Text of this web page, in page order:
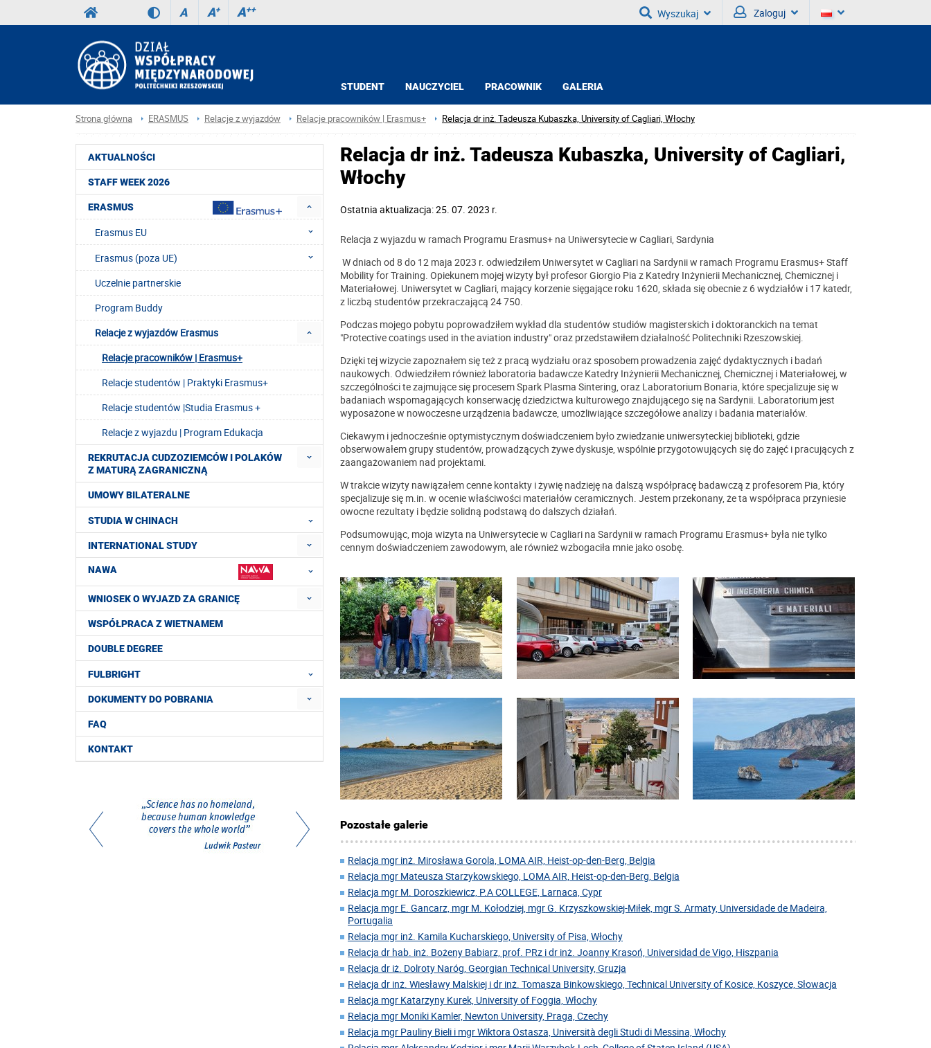
A A+ A++ Wyszukaj Zaloguj
STUDENT NAUCZYCIEL PRACOWNIK GALERIA
Strona główna ERASMUS Relacje z wyjazdów Relacje pracowników | Erasmus+ Relacja dr inż. Tadeusza Kubaszka, University of Cagliari, Włochy
AKTUALNOŚCI
STAFF WEEK 2026
ERASMUS
Erasmus EU
Erasmus (poza UE)
Uczelnie partnerskie
Program Buddy
Relacje z wyjazdów Erasmus
Relacje pracowników | Erasmus+
Relacje studentów | Praktyki Erasmus+
Relacje studentów |Studia Erasmus +
Relacje z wyjazdu | Program Edukacja
REKRUTACJA CUDZOZIEMCÓW I POLAKÓW
Z MATURĄ ZAGRANICZNĄ
UMOWY BILATERALNE
STUDIA W CHINACH
INTERNATIONAL STUDY
NAWA
WNIOSEK O WYJAZD ZA GRANICĘ
WSPÓŁPRACA Z WIETNAMEM
DOUBLE DEGREE
FULBRIGHT
DOKUMENTY DO POBRANIA
FAQ
KONTAKT
Relacja dr inż. Tadeusza Kubaszka, University of Cagliari,
Włochy
Ostatnia aktualizacja: 25. 07. 2023 r.
Relacja z wyjazdu w ramach Programu Erasmus+ na Uniwersytecie w Cagliari, Sardynia
W dniach od 8 do 12 maja 2023 r. odwiedziłem Uniwersytet w Cagliari na Sardynii w ramach Programu Erasmus+ Staff
Mobility for Training. Opiekunem mojej wizyty był profesor Giorgio Pia z Katedry Inżynierii Mechanicznej, Chemicznej i
Materiałowej. Uniwersytet w Cagliari, mający korzenie sięgające roku 1620, składa się obecnie z 6 wydziałów i 17 katedr,
z liczbą studentów przekraczającą 24 750.
Podczas mojego pobytu poprowadziłem wykład dla studentów studiów magisterskich i doktoranckich na temat
"Protective coatings used in the aviation industry" oraz przedstawiłem działalność Politechniki Rzeszowskiej.
Dzięki tej wizycie zapoznałem się też z pracą wydziału oraz sposobem prowadzenia zajęć dydaktycznych i badań
naukowych. Odwiedziłem również laboratoria badawcze Katedry Inżynierii Mechanicznej, Chemicznej i Materiałowej, w
szczególności te zajmujące się procesem Spark Plasma Sintering, oraz Laboratorium Bonaria, które specjalizuje się w
badaniach wspomagających konserwację dziedzictwa kulturowego znajdującego się na Sardynii. Laboratorium jest
wyposażone w nowoczesne urządzenia badawcze, umożliwiające szczegółowe analizy i badania materiałów.
Ciekawym i jednocześnie optymistycznym doświadczeniem było zwiedzanie uniwersyteckiej biblioteki, gdzie
obserwowałem grupy studentów, prowadzących żywe dyskusje, wspólnie przygotowujących się do zajęć i pracujących z
zaangażowaniem nad projektami.
W trakcie wizyty nawiązałem cenne kontakty i żywię nadzieję na dalszą współpracę badawczą z profesorem Pia, który
specjalizuje się m.in. w ocenie właściwości materiałów ceramicznych. Jestem przekonany, że ta współpraca przyniesie
owocne rezultaty i będzie solidną podstawą do dalszych działań.
Podsumowując, moja wizyta na Uniwersytecie w Cagliari na Sardynii w ramach Programu Erasmus+ była nie tylko
cennym doświadczeniem zawodowym, ale również wzbogaciła mnie jako osobę.
Pozostałe galerie
Relacja mgr inż. Mirosława Gorola, LOMA AIR, Heist-op-den-Berg, Belgia
Relacja mgr Mateusza Starzykowskiego, LOMA AIR, Heist-op-den-Berg, Belgia
Relacja mgr M. Doroszkiewicz, P.A COLLEGE, Larnaca, Cypr
Relacja mgr E. Gancarz, mgr M. Kołodziej, mgr G. Krzyszkowskiej-Miłek, mgr S. Armaty, Universidade de Madeira,
Portugalia
Relacja mgr inż. Kamila Kucharskiego, University of Pisa, Włochy
Relacja dr hab. inż. Bożeny Babiarz, prof. PRz i dr inż. Joanny Krasoń, Universidad de Vigo, Hiszpania
Relacja dr iż. Dolroty Naróg, Georgian Technical University, Gruzja
Relacja dr inż. Wiesławy Malskiej i dr inż. Tomasza Binkowskiego, Technical University of Kosice, Koszyce, Słowacja
Relacja mgr Katarzyny Kurek, University of Foggia, Włochy
Relacja mgr Moniki Kamler, Newton University, Praga, Czechy
Relacja mgr Pauliny Bieli i mgr Wiktora Ostasza, Università degli Studi di Messina, Włochy